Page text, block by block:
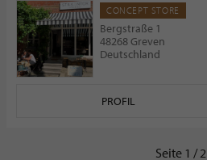
CONCEPT STORE
Bergstraße 1
48268 Greven
Deutschland
PROFIL
Seite 1 / 2